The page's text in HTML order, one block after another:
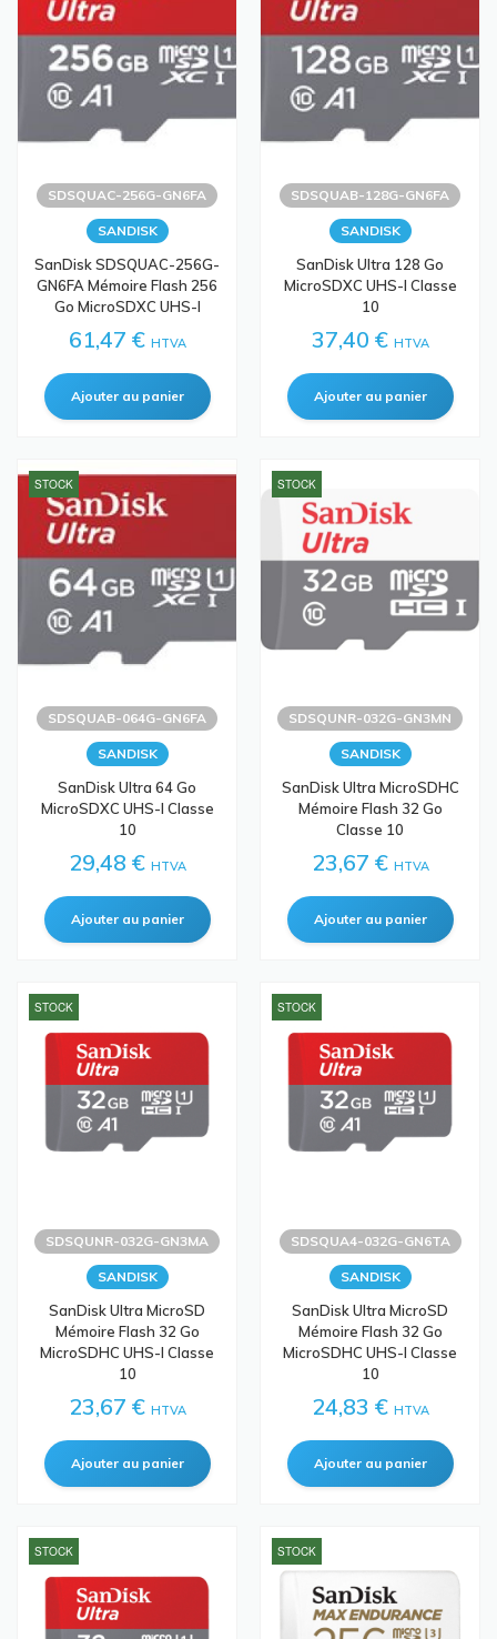
SDSQUAC-256G-GN6FA
SANDISK
SanDisk SDSQUAC-256G-
GN6FA Mémoire Flash 256
Go MicroSDXC UHS-I
61,47 € HTVA
SDSQUAB-128G-GN6FA
SANDISK
SanDisk Ultra 128 Go
MicroSDXC UHS-I Classe
10
37,40 € HTVA
STOCK
SDSQUAB-064G-GN6FA
SANDISK
SanDisk Ultra 64 Go
MicroSDXC UHS-I Classe
10
29,48 € HTVA
STOCK
SDSQUNR-032G-GN3MN
SANDISK
SanDisk Ultra MicroSDHC
Mémoire Flash 32 Go
Classe 10
23,67 € HTVA
STOCK
SDSQUNR-032G-GN3MA
SANDISK
SanDisk Ultra MicroSD
Mémoire Flash 32 Go
MicroSDHC UHS-I Classe
10
23,67 € HTVA
STOCK
SDSQUA4-032G-GN6TA
SANDISK
SanDisk Ultra MicroSD
Mémoire Flash 32 Go
MicroSDHC UHS-I Classe
10
24,83 € HTVA
STOCK STOCK